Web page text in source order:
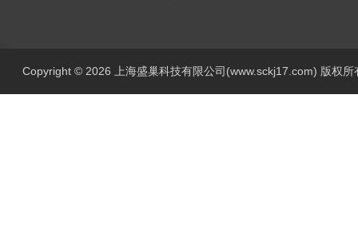
Copyright © 2026 上海盛巢科技有限公司(www.sckj17.com) 版权所